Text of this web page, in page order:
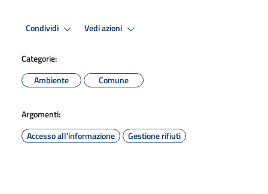
Condividi Vedi azioni
Categorie:
Ambiente
Comune
Argomenti:
Accesso all'informazione
Gestione rifiuti